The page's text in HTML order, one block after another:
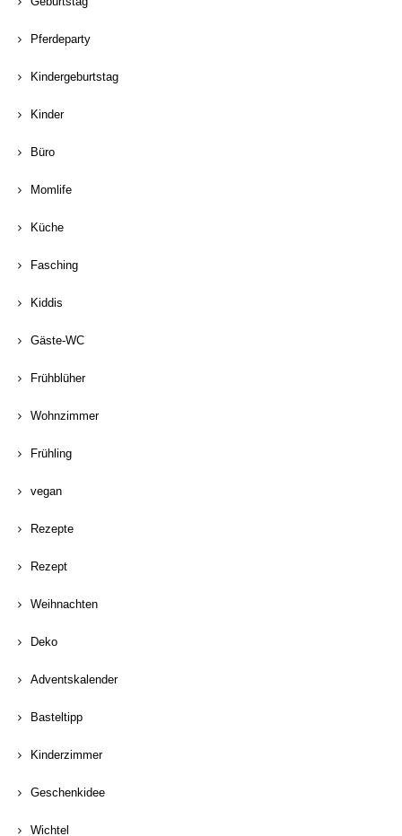
Pferdeparty
Kindergeburtstag
Kinder
Büro
Momlife
Küche
Fasching
Kiddis
Gäste-WC
Frühblüher
Wohnzimmer
Frühling
vegan
Rezepte
Rezept
Weihnachten
Deko
Adventskalender
Basteltipp
Kinderzimmer
Geschenkidee
Wichtel